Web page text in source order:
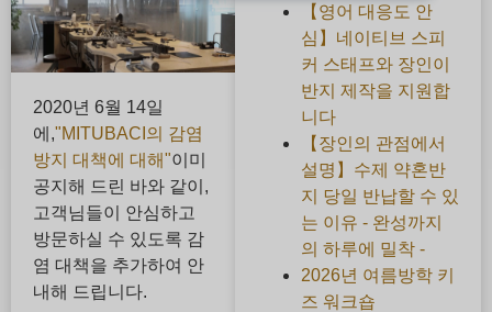
2020년 6월 14일
에,"MITUBACI의 감염
방지 대책에 대해"이미
공지해 드린 바와 같이,
고객님들이 안심하고
방문하실 수 있도록 감
염 대책을 추가하여 안
내해 드립니다.
【영어 대응도 안
심】네이티브 스피
커 스태프와 장인이
반지 제작을 지원합
니다
【장인의 관점에서
설명】수제 약혼반
지 당일 반납할 수 있
는 이유 - 완성까지
의 하루에 밀착 -
2026년 여름방학 키
즈 워크숍